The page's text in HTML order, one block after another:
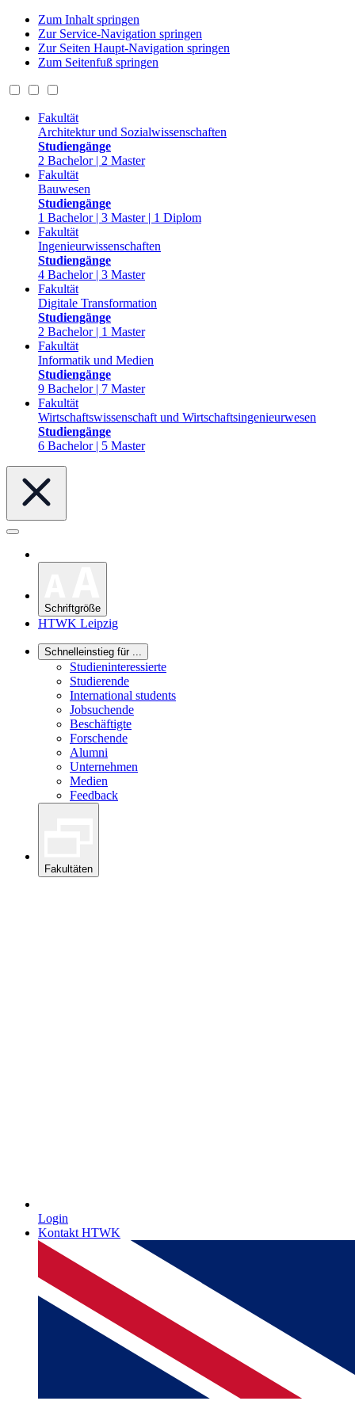
Zum Inhalt springen
Zur Service-Navigation springen
Zur Seiten Haupt-Navigation springen
Zum Seitenfuß springen
Fakultät
Architektur und Sozialwissenschaften
Studiengänge
2 Bachelor | 2 Master
Fakultät
Bauwesen
Studiengänge
1 Bachelor | 3 Master | 1 Diplom
Fakultät
Ingenieurwissenschaften
Studiengänge
4 Bachelor | 3 Master
Fakultät
Digitale Transformation
Studiengänge
2 Bachelor | 1 Master
Fakultät
Informatik und Medien
Studiengänge
9 Bachelor | 7 Master
Fakultät
Wirtschaftswissenschaft und Wirtschaftsingenieurwesen
Studiengänge
6 Bachelor | 5 Master
Schriftgröße
HTWK Leipzig
Schnelleinstieg für ...
Studieninteressierte
Studierende
International students
Jobsuchende
Beschäftigte
Forschende
Alumni
Unternehmen
Medien
Feedback
Fakultäten
Login
Kontakt HTWK